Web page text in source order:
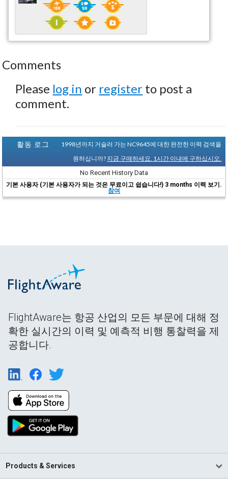
Comments
Please log in or register to post a
comment.
활동 로그
1998년까지 거슬러 가는 NC9645에 대한 완전한 이력 검색을
원하십니까? 지금 구매하세요. 1시간 이내에 구하십시오.
No Recent History Data
기본 사용자 (기본 사용자가 되는 것은 무료이고 쉽습니다!) 3 months 이력 보기.
참여
FlightAware는 항공 산업의 모든 부문에 대해 정
확한 실시간의 이력 및 예측적 비행 통찰력을 제
공합니다.
Products & Services